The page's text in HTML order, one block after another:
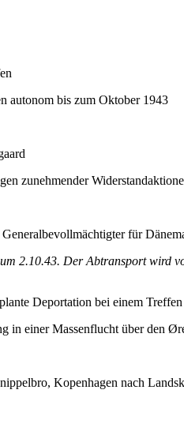
autonom bis zum Oktober 1943
zunehmender
für
2.10.43. Der Abtransport
Deportation bei einem
einer Massenflucht über den
Kopenhagen nach